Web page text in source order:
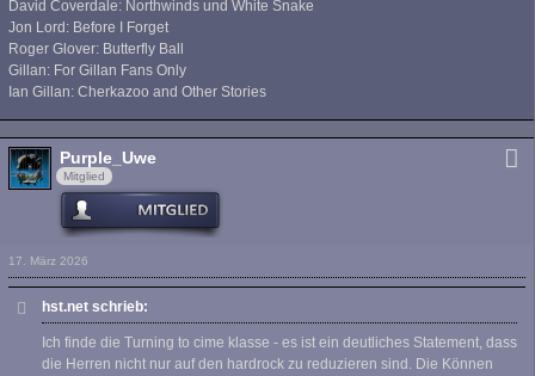
David Coverdale: Northwinds und White Snake
Jon Lord: Before I Forget
Roger Glover: Butterfly Ball
Gillan: For Gillan Fans Only
Ian Gillan: Cherkazoo and Other Stories
Purple_Uwe
Mitglied
17. März 2026
hst.net schrieb:
Ich finde die Turning to cime klasse - es ist ein deutliches Statement, dass
die Herren nicht nur auf den hardrock zu reduzieren sind. Die Können